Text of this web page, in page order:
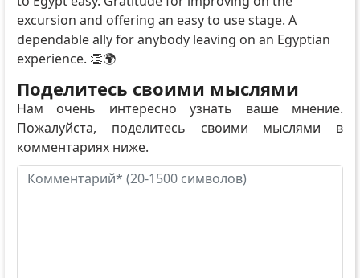
excursion and offering an easy to use stage. A
dependable ally for anybody leaving on an Egyptian
experience. 👏🌍
Поделитесь своими мыслями
Нам очень интересно узнать ваше мнение.
Пожалуйста, поделитесь своими мыслями в
комментариях ниже.